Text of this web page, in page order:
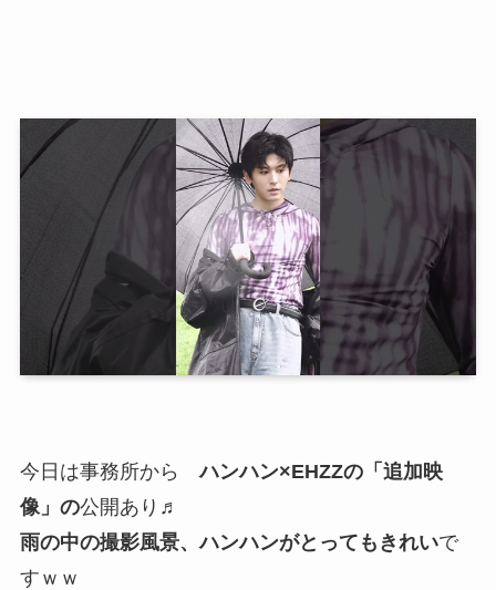
今日は事務所からハンハン×EHZZの「追加映
像」の公開あり♬
雨の中の撮影風景、ハンハンがとってもきれいで
すｗｗ